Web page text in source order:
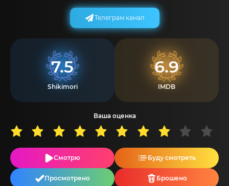
7.5
Shikimori
6.9
IMDB
Ваша оценка
Смотрю Буду смотреть
Просмотрено Брошено
Телеграм канал